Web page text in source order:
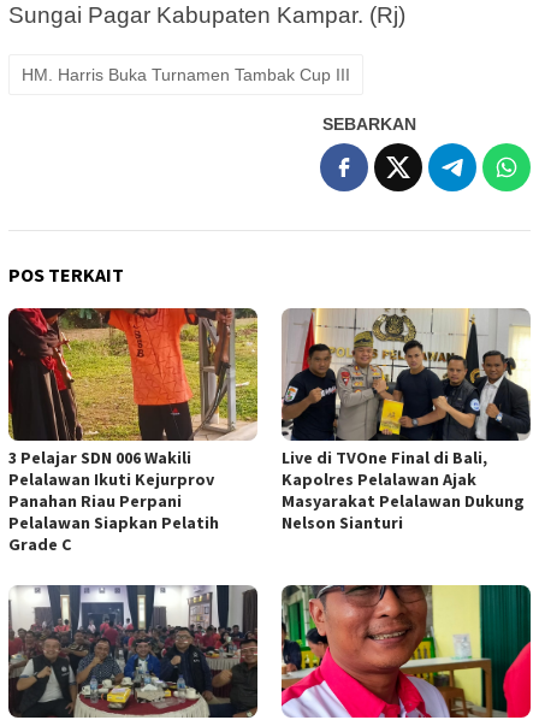
Sungai Pagar Kabupaten Kampar. (Rj)
HM. Harris Buka Turnamen Tambak Cup III
SEBARKAN
POS TERKAIT
3 Pelajar SDN 006 Wakili
Pelalawan Ikuti Kejurprov
Panahan Riau Perpani
Pelalawan Siapkan Pelatih
Grade C
Live di TVOne Final di Bali,
Kapolres Pelalawan Ajak
Masyarakat Pelalawan Dukung
Nelson Sianturi